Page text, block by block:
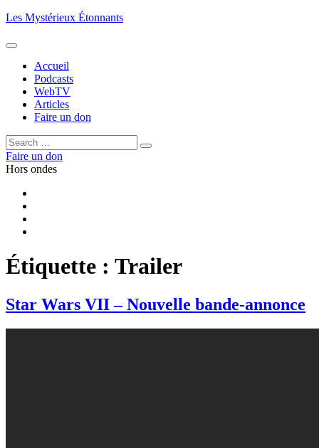
Aller
contenu
Les Mystérieux Étonnants
Accueil
Podcasts
WebTV
Articles
Faire un don
Rechercher :
Rechercher
Faire un don
Hors ondes
Étiquette : Trailer
Star Wars VII – Nouvelle bande-annonce